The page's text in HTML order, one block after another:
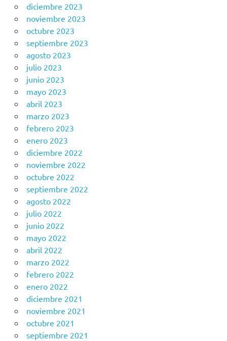
diciembre 2023
noviembre 2023
octubre 2023
septiembre 2023
agosto 2023
julio 2023
junio 2023
mayo 2023
abril 2023
marzo 2023
febrero 2023
enero 2023
diciembre 2022
noviembre 2022
octubre 2022
septiembre 2022
agosto 2022
julio 2022
junio 2022
mayo 2022
abril 2022
marzo 2022
febrero 2022
enero 2022
diciembre 2021
noviembre 2021
octubre 2021
septiembre 2021